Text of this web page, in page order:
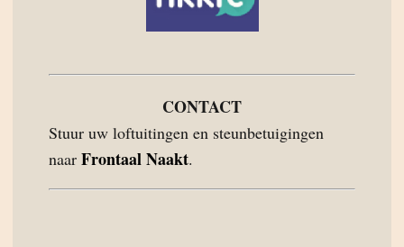
CONTACT
Stuur uw loftuitingen en steunbetuigingen
naar Frontaal Naakt.